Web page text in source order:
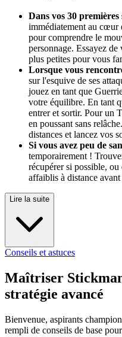
Dans vos 30 premières
immédiatement au cœur
pour comprendre le
personnage. Essayez de
plus petites pour vous
Lorsque vous
sur l'esquive de ses
jouez en tant que
votre équilibre. En tant
entrer et sortir. Pour un
en poussant sans
distances et lancez vos
Si vous avez peu de
temporairement !
récupérer si possible, ou
affaiblis à distance
Lire la suite
Conseils et astuces
Maîtriser
stratégie avancé
Bienvenue, aspirants
rempli de conseils de base